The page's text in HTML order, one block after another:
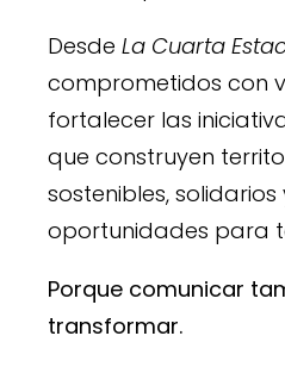
Desde La Cuarta
comprometidos con
fortalecer las
que construyen
sostenibles, solidarios
oportunidades para
Porque comunicar
transformar.